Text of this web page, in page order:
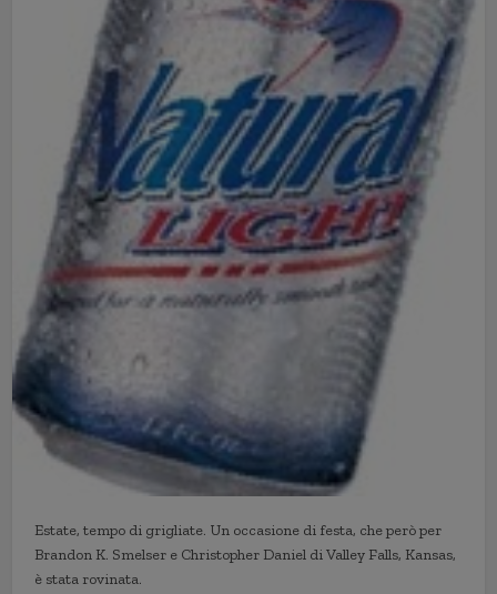
Estate, tempo di grigliate. Un occasione di festa, che però per
Brandon K. Smelser e Christopher Daniel di Valley Falls, Kansas,
è stata rovinata.